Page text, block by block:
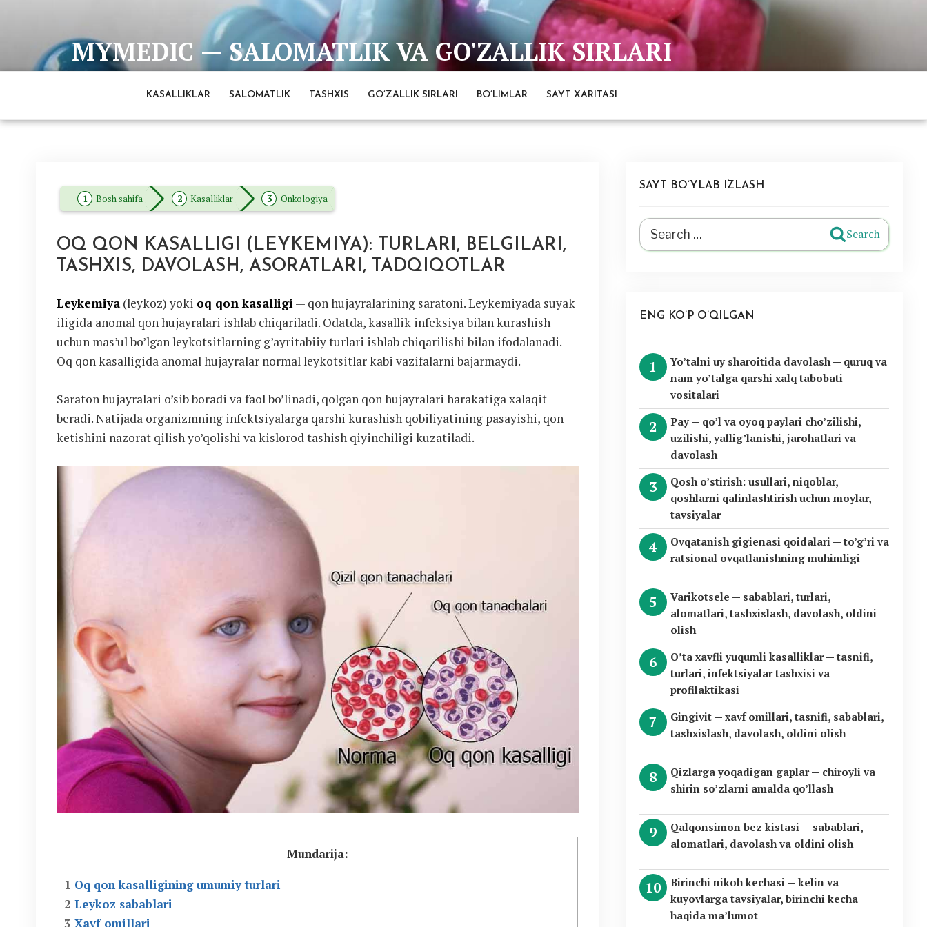
MYMEDIC — SALOMATLIK VA GO'ZALLIK SIRLARI
Barcha eng ishonchli va to'liq ma'lumotlar manbai
KASALLIKLAR SALOMATLIK TASHXIS GO’ZALLIK SIRLARI BO’LIMLAR SAYT XARITASI
Bosh sahifa Kasalliklar Onkologiya
OQ QON KASALLIGI (LEYKEMIYA): TURLARI, BELGILARI,
TASHXIS, DAVOLASH, ASORATLARI, TADQIQOTLAR
Leykemiya(leykoz) yoki oq qon kasalligi— qon hujayralarining saratoni. Leykemiyada suyak
iligida anomal qon hujayralari ishlab chiqariladi. Odatda, kasallik infeksiya bilan kurashish
uchun mas’ul bo’lgan leykotsitlarning g’ayritabiiy turlari ishlab chiqarilishi bilan ifodalanadi.
Oq qon kasalligida anomal hujayralar normal leykotsitlar kabi vazifalarni bajarmaydi.
Saraton hujayralari o’sib boradi va faol bo’linadi, qolgan qon hujayralari harakatiga xalaqit
beradi. Natijada organizmning infektsiyalarga qarshi kurashish qobiliyatining pasayishi, qon
ketishini nazorat qilish yo’qolishi va kislorod tashish qiyinchiligi kuzatiladi.
Mundarija:
1 Oq qon kasalligining umumiy turlari
2 Leykoz sabablari
3 Xavf omillari
SAYT BO’YLAB IZLASH
Search
for:
Search
ENG KO’P O’QILGAN
Yo’talni uy sharoitida davolash — quruq va
nam yo’talga qarshi xalq tabobati
vositalari
Pay — qo’l va oyoq paylari cho’zilishi,
uzilishi, yallig’lanishi, jarohatlari va
davolash
Qosh o’stirish: usullari, niqoblar,
qoshlarni qalinlashtirish uchun moylar,
tavsiyalar
Ovqatanish gigienasi qoidalari — to’g’ri va
ratsional ovqatlanishning muhimligi
Varikotsele — sabablari, turlari,
alomatlari, tashxislash, davolash, oldini
olish
O’ta xavfli yuqumli kasalliklar — tasnifi,
turlari, infektsiyalar tashxisi va
profilaktikasi
Gingivit — xavf omillari, tasnifi, sabablari,
tashxislash, davolash, oldini olish
Qizlarga yoqadigan gaplar — chiroyli va
shirin so’zlarni amalda qo’llash
Qalqonsimon bez kistasi — sabablari,
alomatlari, davolash va oldini olish
Birinchi nikoh kechasi — kelin va
kuyovlarga tavsiyalar, birinchi kecha
haqida ma’lumot